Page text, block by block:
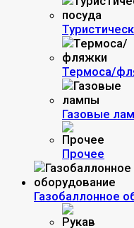
Термоса/
Газовые
Прочее
Газобаллонное